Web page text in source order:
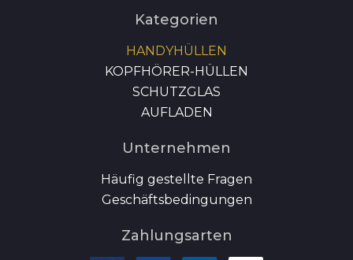
Kategorien
HANDYHÜLLEN
KOPFHÖRER-HÜLLEN
SCHUTZGLAS
AUFLADEN
Unternehmen
Häufig gestellte Fragen
Geschäftsbedingungen
Zahlungsarten